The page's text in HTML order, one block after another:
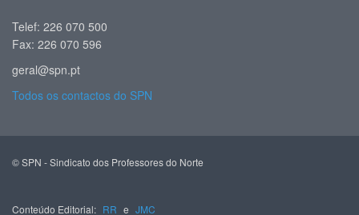
Telef: 226 070 500
Fax: 226 070 596
geral@spn.pt
Todos os contactos do SPN
© SPN - Sindicato dos Professores do Norte
Conteúdo Editorial: RR e JMC